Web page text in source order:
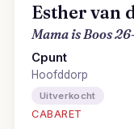
Esther van
Mama is Boos
Cpunt
Hoofddorp
Uitverkocht
CABARET